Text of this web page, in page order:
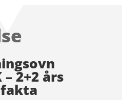
– 2+2 års